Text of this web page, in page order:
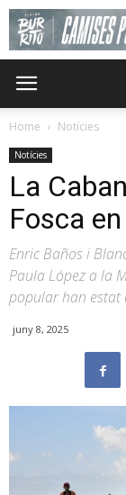
Home Notícies
Notícies
La
Fosca
Enric Baños i
Paula López a la
popular han estat
juny 8, 2025